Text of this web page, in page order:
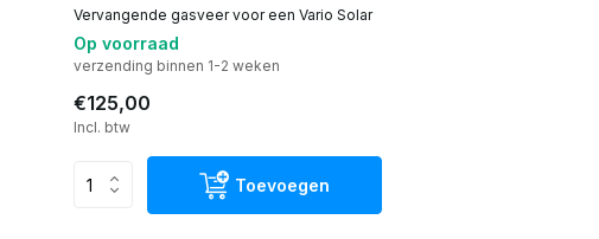
Vervangende gasveer voor een Vario Solar
Op voorraad
verzending binnen 1-2 weken
€125,00
Incl. btw
Toevoegen